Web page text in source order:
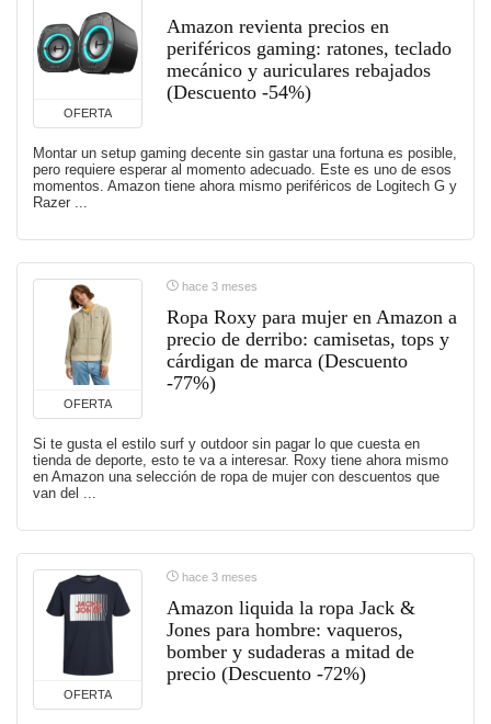
OFERTA
Amazon revienta precios en
periféricos gaming: ratones, teclado
mecánico y auriculares rebajados
(Descuento -54%)
Montar un setup gaming decente sin gastar una fortuna es posible,
pero requiere esperar al momento adecuado. Este es uno de esos
momentos. Amazon tiene ahora mismo periféricos de Logitech G y
Razer ...
OFERTA
hace 3 meses
Ropa Roxy para mujer en Amazon a
precio de derribo: camisetas, tops y
cárdigan de marca (Descuento
-77%)
Si te gusta el estilo surf y outdoor sin pagar lo que cuesta en
tienda de deporte, esto te va a interesar. Roxy tiene ahora mismo
en Amazon una selección de ropa de mujer con descuentos que
van del ...
OFERTA
hace 3 meses
Amazon liquida la ropa Jack &
Jones para hombre: vaqueros,
bomber y sudaderas a mitad de
precio (Descuento -72%)